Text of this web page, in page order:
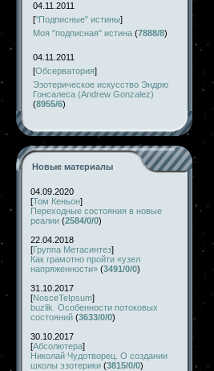
04.11.2011
["Подписные" истины]
Моя "подписная" истина (7888/8)
04.11.2011
[Обсерватория]
Эзотерическое искусство Эндрю
Гонсалеса (Andrew Gonzalez)
(8955/6)
Новые материалы
04.09.2020
[Том Кеньон]
Переходные состояния в новые
реалии (2584/0/0)
22.04.2018
[Группа Метасинтез]
Как грамотно пройти «узел
напряженности» (3491/0/0)
31.10.2017
[NosceTeIpsum]
buzlik. Особенности потоковых
состояний (3633/0/0)
30.10.2017
[Абсолютера]
Николай Чудотворец. О создании
школы эзотерики (3815/0/0)